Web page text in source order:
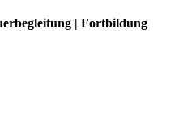
| Fortbildung